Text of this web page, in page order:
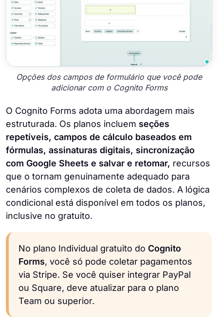
Opções dos campos de formulário que você pode
adicionar com o Cognito Forms
O Cognito Forms adota uma abordagem mais
estruturada. Os planos incluem seções
repetíveis, campos de cálculo baseados em
fórmulas, assinaturas digitais, sincronização
com Google Sheets e salvar e retomar, recursos
que o tornam genuinamente adequado para
cenários complexos de coleta de dados. A lógica
condicional está disponível em todos os planos,
inclusive no gratuito.
No plano Individual gratuito do Cognito
Forms, você só pode coletar pagamentos
via Stripe. Se você quiser integrar PayPal
ou Square, deve atualizar para o plano
Team ou superior.